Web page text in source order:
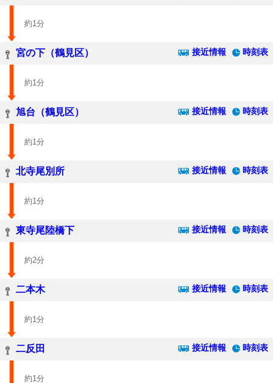
約1分
宮の下（鶴見区） 接近情報 時刻表
約1分
旭台（鶴見区） 接近情報 時刻表
約1分
北寺尾別所 接近情報 時刻表
約1分
東寺尾陸橋下 接近情報 時刻表
約2分
二本木 接近情報 時刻表
約1分
二反田 接近情報 時刻表
約1分